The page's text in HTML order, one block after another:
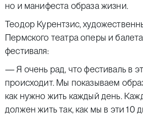
но и манифеста образа жизни.
Теодор Курентзис,
Пермского театра оперы и
фестиваля:
— Я очень рад, что фестиваль в
происходит. Мы показываем
как нужно жить каждый день.
должен жить так, как мы в эти 10